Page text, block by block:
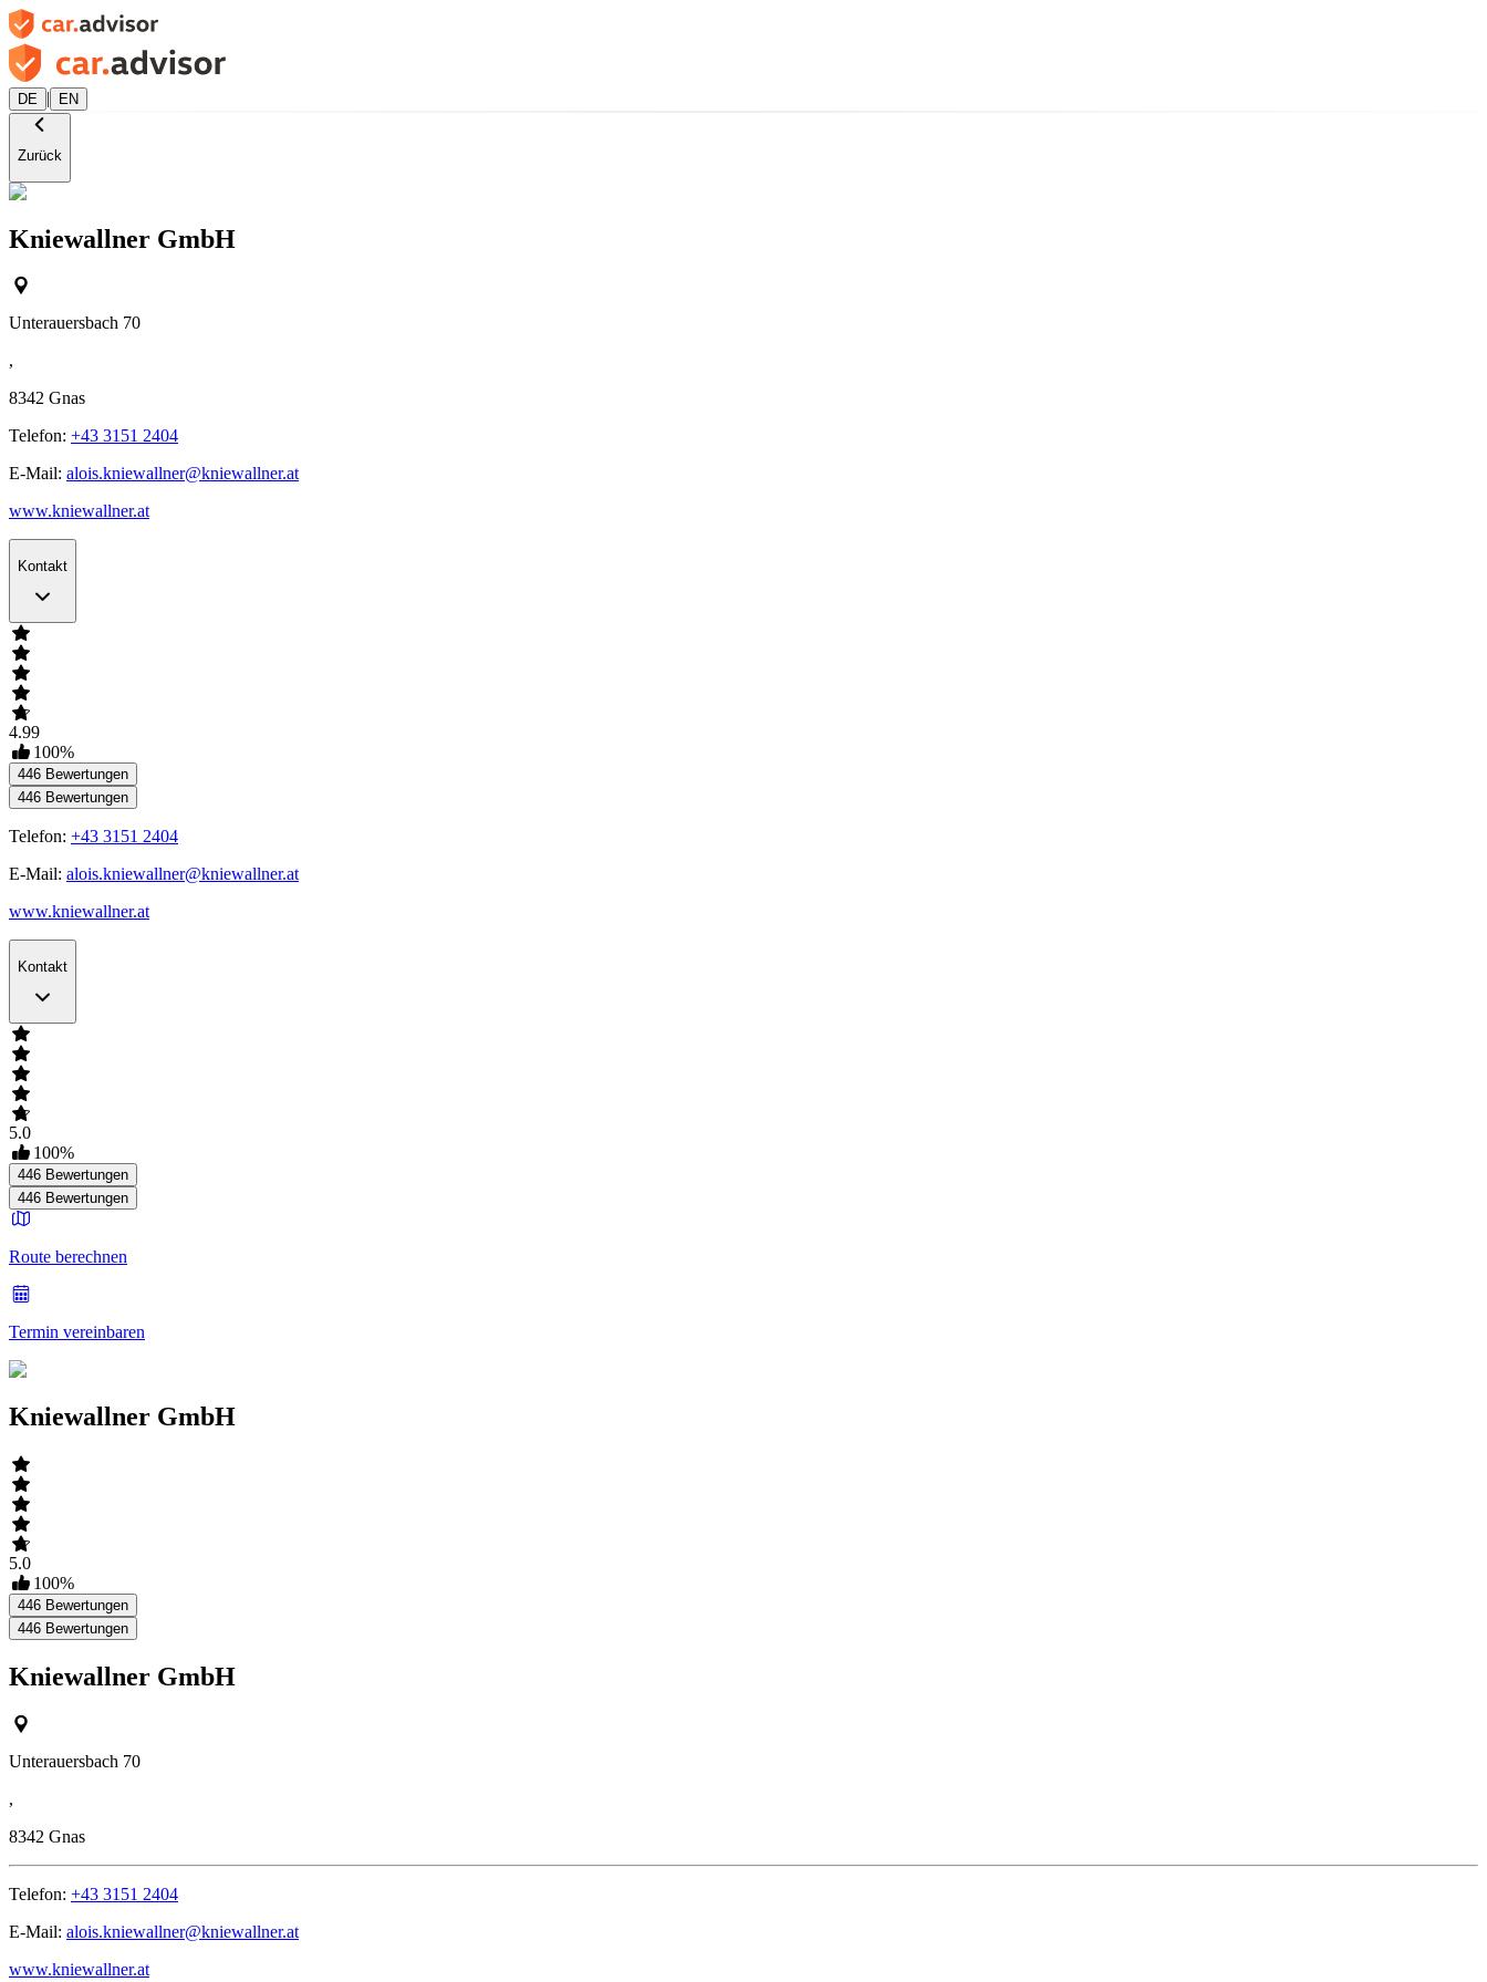
DE | EN
Zurück
Kniewallner GmbH
Unterauersbach 70
,
8342 Gnas
Telefon: +43 3151 2404
E-Mail: alois.kniewallner@kniewallner.at
www.kniewallner.at
Kontakt
4.99
100%
446 Bewertungen
446 Bewertungen
Telefon: +43 3151 2404
E-Mail: alois.kniewallner@kniewallner.at
www.kniewallner.at
Kontakt
5.0
100%
446 Bewertungen
446 Bewertungen
Route berechnen
Termin vereinbaren
Kniewallner GmbH
5.0
100%
446 Bewertungen
446 Bewertungen
Kniewallner GmbH
Unterauersbach 70
,
8342 Gnas
Telefon: +43 3151 2404
E-Mail: alois.kniewallner@kniewallner.at
www.kniewallner.at